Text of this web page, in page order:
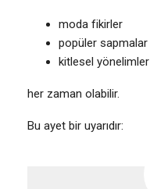
moda fikirler
popüler sapmalar
kitlesel yönelimler
her zaman olabilir.
Bu ayet bir uyarıdır: